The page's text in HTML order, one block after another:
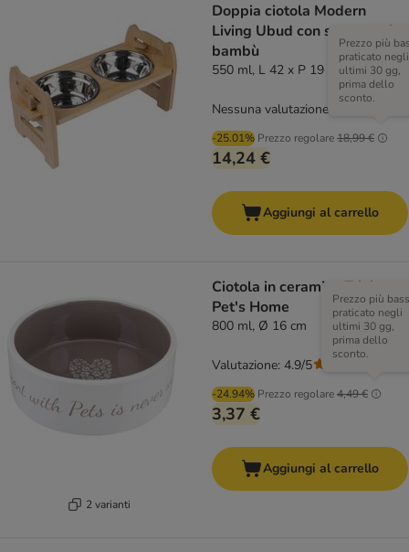
Doppia ciotola Modern
Living Ubud con supporto in
bambù
550 ml, L 42 x P 19 x H 20 cm
-25.01% Prezzo regolare18,99 €
Prezzo più
praticato negli
ultimi 30 gg,
prima dello
sconto.
14,24 €
Nessuna valutazione
Aggiungi al carrello
2 varianti
Ciotola in ceramica Trixie
Pet's Home
800 ml, Ø 16 cm
-24.94% Prezzo regolare4,49 €
Prezzo più
praticato negli
ultimi 30 gg,
prima dello
sconto.
3,37 €
Valutazione: 4.9/5
Aggiungi al carrello